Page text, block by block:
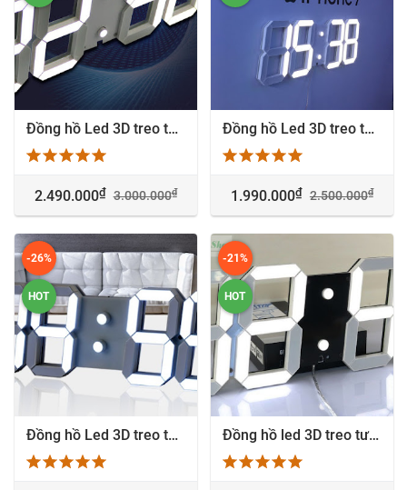
Đồng hồ Led 3D treo tường trang trí cao cấp - 1545
2.490.000₫ 3.000.000₫
Đồng hồ Led 3D treo tường cao cấp siêu sáng - 1338
1.990.000₫ 2.500.000₫
-26%
HOT
Đồng hồ Led 3D treo tường cao cấp - Phòng khách sang trọng - 1336
-21%
HOT
Đồng hồ led 3D treo tường cao cấp - KH CTY Winter Lab - 1538